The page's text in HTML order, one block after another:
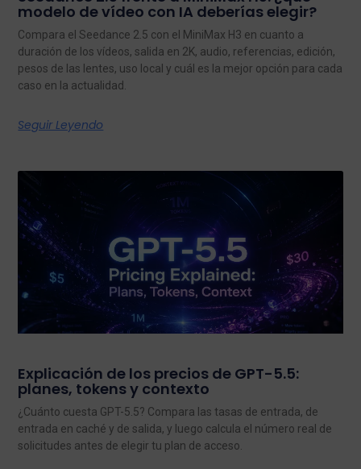
modelo de vídeo con IA deberías elegir?
Compara el Seedance 2.5 con el MiniMax H3 en cuanto a
duración de los vídeos, salida en 2K, audio, referencias, edición,
pesos de las lentes, uso local y cuál es la mejor opción para cada
caso en la actualidad.
Seguir Leyendo
Explicación de los precios de GPT-5.5:
planes, tokens y contexto
¿Cuánto cuesta GPT-5.5? Compara las tasas de entrada, de
entrada en caché y de salida, y luego calcula el número real de
solicitudes antes de elegir tu plan de acceso.